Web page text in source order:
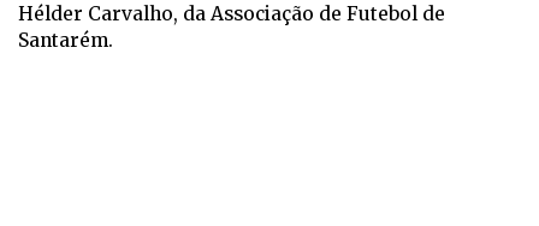
Hélder Carvalho, da Associação de Futebol de
Santarém.